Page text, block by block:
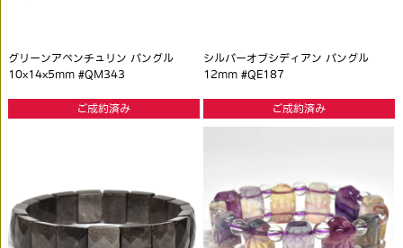
グリーンアベンチュリン バングル
10x14x5mm #QM343
ご成約済み
シルバーオブシディアン バングル
12mm #QE187
ご成約済み